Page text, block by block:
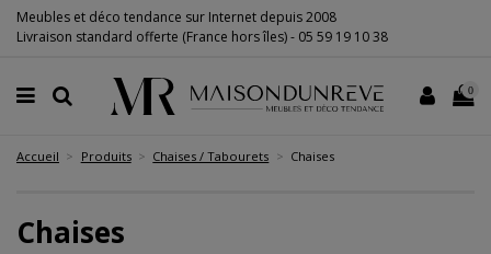
Meubles et déco tendance sur Internet depuis 2008
Livraison standard offerte (France hors îles) - 05 59 19 10 38
0
Accueil Produits Chaises / Tabourets Chaises
Chaises